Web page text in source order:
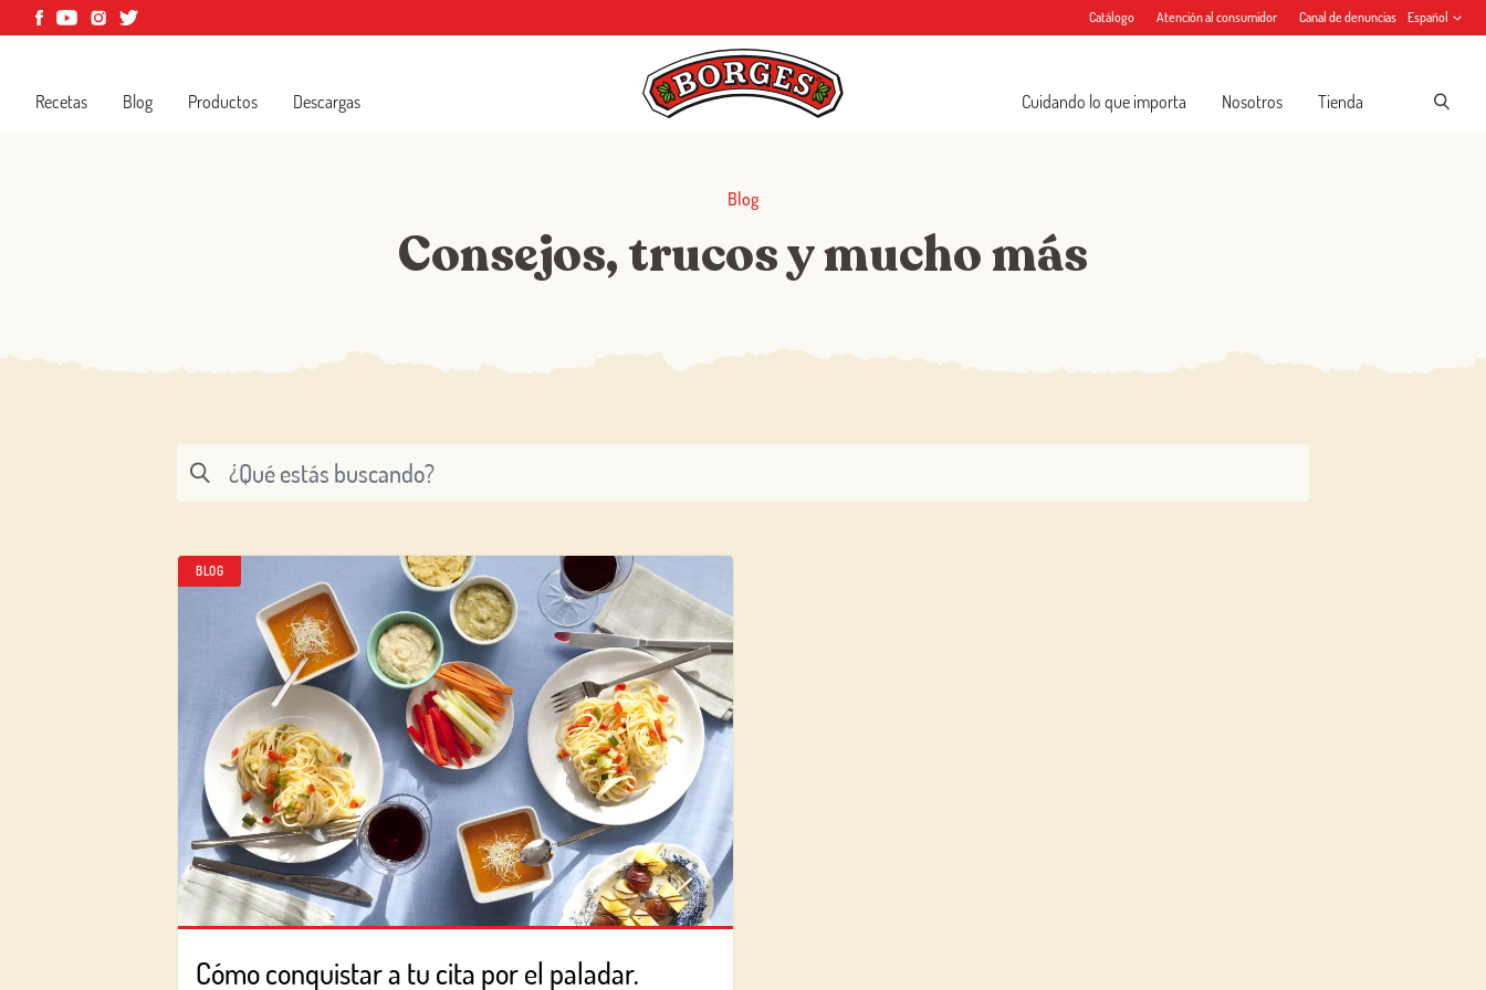
Catálogo Atención al consumidor Canal de denuncias Español
Recetas Blog Productos Descargas Cuidando lo que importa Nosotros Tienda
Blog
Consejos, trucos y mucho más
BLOG
Cómo conquistar a tu cita por el paladar.
Log in with Google
Iniciar sesión con Facebook
O CON TU DIRECCIÓN DE CORREO ELECTRÓNICO
Correo electrónico
Iniciar sesión